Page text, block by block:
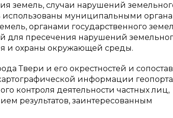
земель, случаи нарушений
использованы муниципальными
органами государственного
для пресечения нарушений
и охраны окружающей среды.
Твери и его окрестностей и
информации
контроля деятельности частных лиц,
результатов, заинтересованным